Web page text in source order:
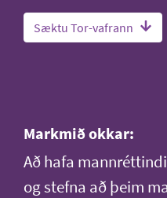
Sæktu Tor-vafrann
Markmið okkar:
Að hafa
og stefna að þeim